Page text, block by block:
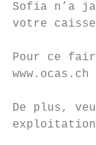
Sofia n’a
votre caisse
Pour ce
De plus,